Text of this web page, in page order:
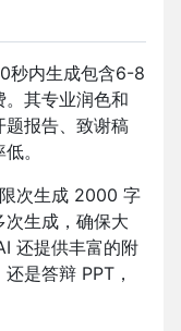
秒内生成包含6-8
其专业润色和
题报告、致谢稿
。​
次生成 2000 字
生成，确保大
还提供丰富的附
是答辩 PPT，